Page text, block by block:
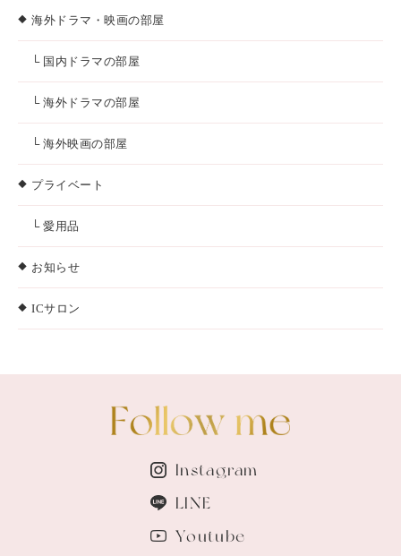
海外ドラマ・映画の部屋
└ 国内ドラマの部屋
└ 海外ドラマの部屋
└ 海外映画の部屋
プライベート
└ 愛用品
お知らせ
ICサロン
Instagram
LINE
Youtube